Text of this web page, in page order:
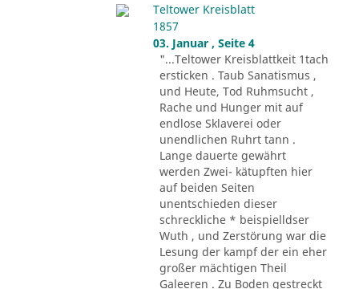
Teltower Kreisblatt
1857
03. Januar , Seite 4
"...Teltower Kreisblattkeit 1tach
ersticken . Taub Sanatismus ,
und Heute, Tod Ruhmsucht ,
Rache und Hunger mit auf
endlose Sklaverei oder
unendlichen Ruhrt tann .
Lange dauerte gewährt
werden Zwei- kätupften hier
auf beiden Seiten
unentschieden dieser
schreckliche * beispielldser
Wuth , und Zerstörung war die
Lesung der kampf der ein eher
großer mächtigen Theil
Galeeren . Zu Boden gestreckt